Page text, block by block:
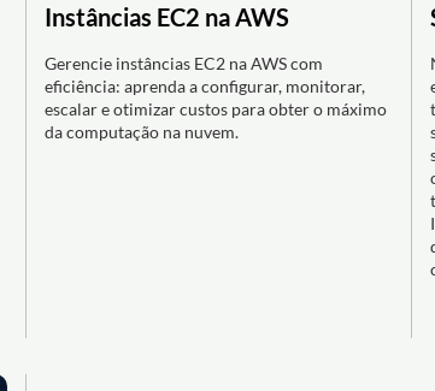
Instâncias EC2 na AWS
Gerencie instâncias EC2 na AWS com
eficiência: aprenda a configurar, monitorar,
escalar e otimizar custos para obter o máximo
da computação na nuvem.